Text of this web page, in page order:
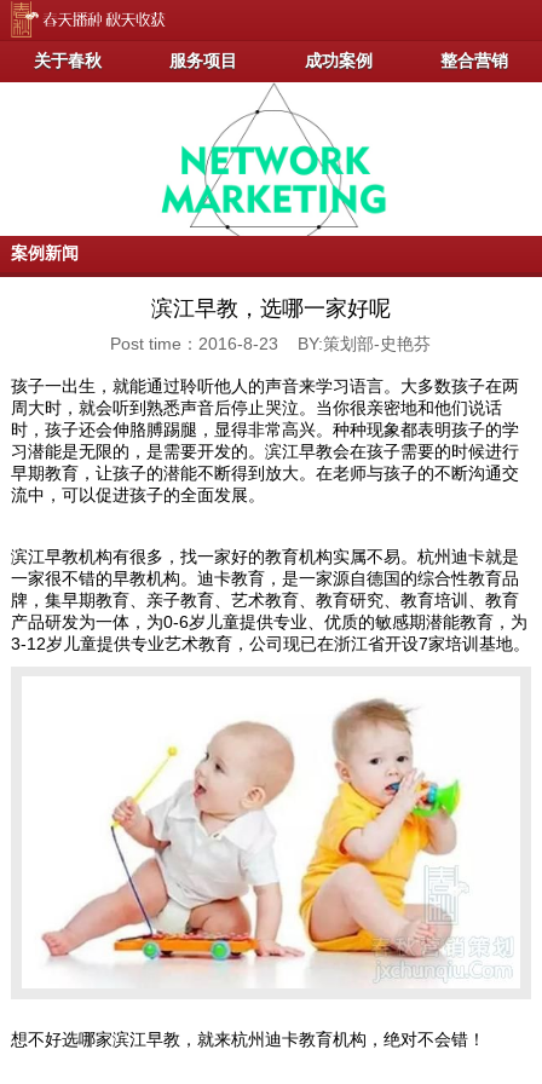
关于春秋 服务项目 成功案例 整合营销
案例新闻
滨江早教，选哪一家好呢
Post time：2016-8-23 BY:策划部-史艳芬
孩子一出生，就能通过聆听他人的声音来学习语言。大多数孩子在两
周大时，就会听到熟悉声音后停止哭泣。当你很亲密地和他们说话
时，孩子还会伸胳膊踢腿，显得非常高兴。种种现象都表明孩子的学
习潜能是无限的，是需要开发的。滨江早教会在孩子需要的时候进行
早期教育，让孩子的潜能不断得到放大。在老师与孩子的不断沟通交
流中，可以促进孩子的全面发展。
滨江早教机构有很多，找一家好的教育机构实属不易。杭州迪卡就是
一家很不错的早教机构。迪卡教育，是一家源自德国的综合性教育品
牌，集早期教育、亲子教育、艺术教育、教育研究、教育培训、教育
产品研发为一体，为0-6岁儿童提供专业、优质的敏感期潜能教育，为
3-12岁儿童提供专业艺术教育，公司现已在浙江省开设7家培训基地。
想不好选哪家滨江早教，就来杭州迪卡教育机构，绝对不会错！